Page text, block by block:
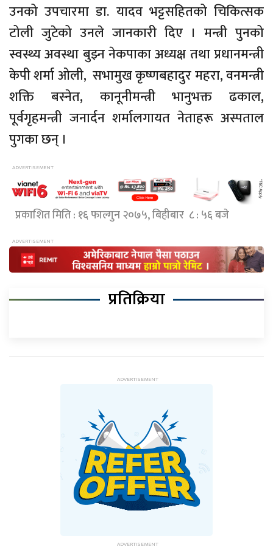
उनको उपचारमा डा. यादव भट्टसहितको चिकित्सक
टोली जुटेको उनले जानकारी दिए । मन्त्री पुनको
स्वस्थ्य अवस्था बुझ्न नेकपाका अध्यक्ष तथा प्रधानमन्त्री
केपी शर्मा ओली, सभामुख कृष्णबहादुर महरा, वनमन्त्री
शक्ति बस्नेत, कानूनीमन्त्री भानुभक्त ढकाल,
पूर्वगृहमन्त्री जनार्दन शर्मालगायत नेताहरू अस्पताल
पुगका छन् ।
प्रकाशित मिति : १६ फाल्गुन २०७५, बिहीबार ८ : ५६ बजे
प्रतिक्रिया